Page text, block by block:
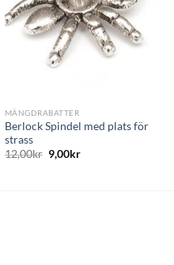
MÄNGDRABATTER
Berlock Spindel med plats för
strass
12,00kr 9,00kr